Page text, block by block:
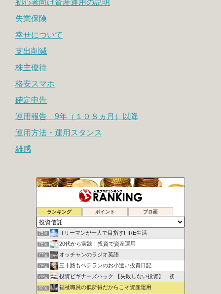
初心者向け資産運用の説明
失業保険
幸せについて
支出削減
株主優待
格安スマホ
確定申告
運用報告 9年（１０８ヵ月）以降
運用方法・運用スタンス
雑感
ランキング ポイント ブロ画
73位 シュウの２０代副業で１００万円への道
74位 地道にぽちぽちポイント長者
75位 ITリーマンが一人で目指すFIRE生活
76位 20代から実践！投資で資産運用
77位 オッチャンのラジオ英語
78位 三十路もベテランのお小遣い投資日記
79位 投資ビギナーズハック 【失敗しない投資】 初心者向け講座
80位 福祉職員の低所得だからこそ資産運用